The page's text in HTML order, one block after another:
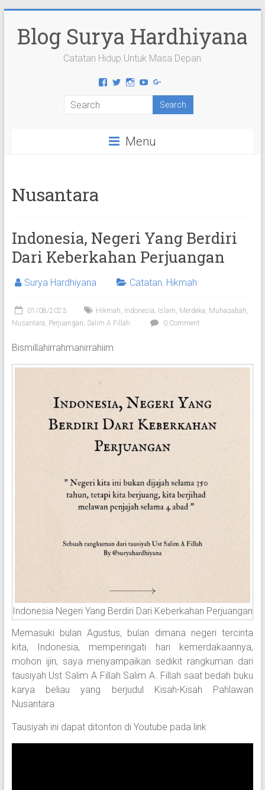
content
Blog Surya Hardhiyana
Catatan Hidup Untuk Masa Depan
ViewViewViewView
profileprofile
on
Menu
Nusantara
Indonesia, Negeri Yang Berdiri
Dari Keberkahan Perjuangan
Surya Hardhiyana Catatan, Hikmah
01/08/2023 Hikmah, Indonesia, Islam, Merdeka, Muhasabah,
Nusantara, Perjuangan, Salim A Fillah 0 Comment
Bismillahirrahmanirrahiim
Indonesia Negeri Yang Berdiri Dari Keberkahan Perjuangan
Memasuki bulan Agustus, bulan dimana negeri tercinta
kita, Indonesia, memperingati hari kemerdakaannya,
mohon ijin, saya menyampaikan sedikit rangkuman dari
tausiyah Ust Salim A Fillah Salim A. Fillah saat bedah buku
karya beliau yang berjudul Kisah-Kisah Pahlawan
Nusantara
Tausiyah ini dapat ditonton di Youtube pada link